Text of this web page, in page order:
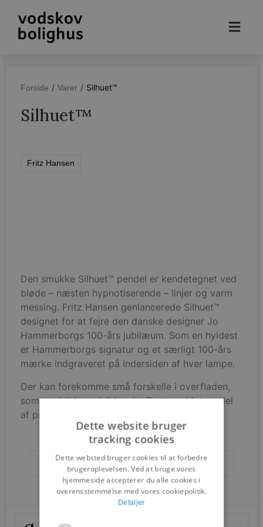
Forside / Varer / Silhuet™
Silhuet™
Fritz Hansen
Den smukke Silhuet™ pendel er kendetegnet ved
bløde – næsten hypnotiserende – linjer og varm
messing. Fritz Hansen genlancerede Silhuet™
designet for at fejre den danske designer Jo
Hammerborgs 100-års jubilæum. Som en hyldest
er Hammerborgs signatur og et særligt 100-års
mærke indgraveret på indersiden af hver lampe.
Der kan forekomme små forskelle i overfladen,
som med tiden udvikler sig. Dette er blot en del
af produktets unikke design.
Brands Fritz Hansen
Dette website bruger
tracking cookies
Dette websted bruger cookies til at forbedre
brugeroplevelsen. Ved at bruge vores
hjemmeside accepterer du alle cookies i
overensstemmelse med vores cookiepolitik.
Detaljer